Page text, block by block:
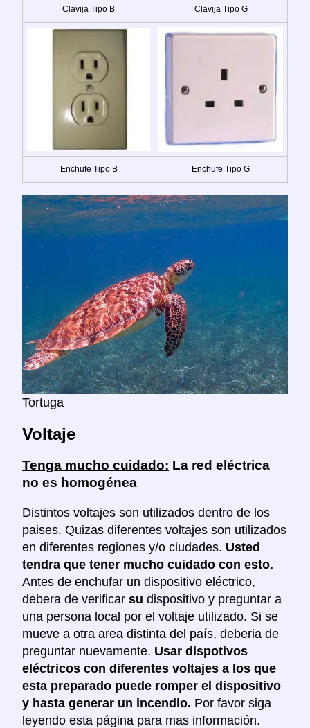
Clavija Tipo B Clavija Tipo G
Enchufe Tipo B Enchufe Tipo G
Tortuga
Voltaje
Tenga mucho cuidado: La red eléctrica
no es homogénea
Distintos voltajes son utilizados dentro de los
paises. Quizas diferentes voltajes son utilizados
en diferentes regiones y/o ciudades. Usted
tendra que tener mucho cuidado con esto.
Antes de enchufar un dispositivo eléctrico,
debera de verificar su dispositivo y preguntar a
una persona local por el voltaje utilizado. Si se
mueve a otra area distinta del país, deberia de
preguntar nuevamente. Usar dispotivos
eléctricos con diferentes voltajes a los que
esta preparado puede romper el dispositivo
y hasta generar un incendio. Por favor siga
leyendo esta página para mas información.